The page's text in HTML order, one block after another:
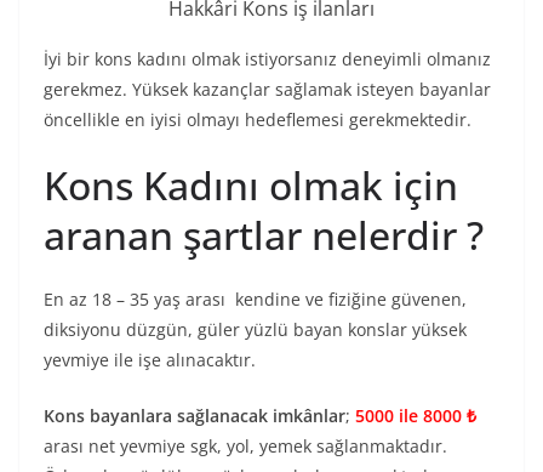
Hakkâri Kons iş ilanları
İyi bir kons kadını olmak istiyorsanız deneyimli olmanız
gerekmez. Yüksek kazançlar sağlamak isteyen bayanlar
öncellikle en iyisi olmayı hedeflemesi gerekmektedir.
Kons Kadını olmak için
aranan şartlar nelerdir ?
En az 18 – 35 yaş arası kendine ve fiziğine güvenen,
diksiyonu düzgün, güler yüzlü bayan konslar yüksek
yevmiye ile işe alınacaktır.
Kons bayanlara sağlanacak imkânlar; 5000 ile 8000 ₺
arası net yevmiye sgk, yol, yemek sağlanmaktadır.